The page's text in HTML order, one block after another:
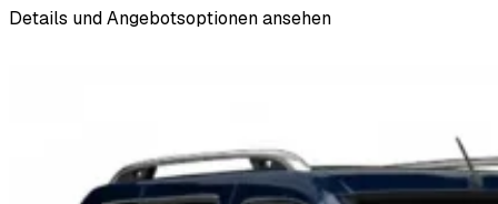
Details und Angebotsoptionen ansehen